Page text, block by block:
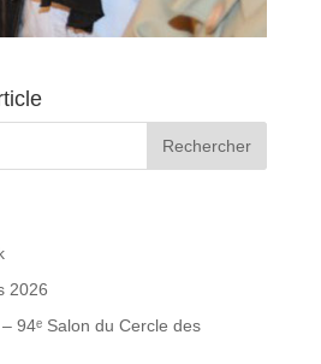
2026
94ᵉ Salon du Cercle des